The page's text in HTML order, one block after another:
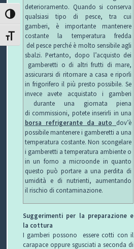
ATTIVA/DISATTIVA ALTO CONTRASTO
ATTIVA/DISATTIVA DIMENSIONE TESTO
T
I
deterioramento. Quando si conserva
qualsiasi tipo di pesce, tra cui
gamberi, è importante mantenere
costante la temperatura fredda
del pesce perché è molto sensibile agli
sbalzi. Pertanto, dopo l’acquisto dei
gamberetti o di altri frutti di mare,
assicurarsi di ritornare a casa e riporli
in frigorifero il più presto possibile. Se
invece avete acquistato i gamberi
durante una giornata piena
di commissioni, potete inserirli in una
borsa refrigerante da auto
dov’è
possibile mantenere i gamberetti a una
temperatura costante. Non scongelare
i gamberetti a temperatura ambiente o
in un forno a microonde in quanto
questo può portare a una perdita di
umidità e di nutrienti, aumentando
il rischio di contaminazione.
Suggerimenti per la preparazione e
la cottura
I gamberi possono essere cotti con il
carapace oppure sgusciati a seconda di